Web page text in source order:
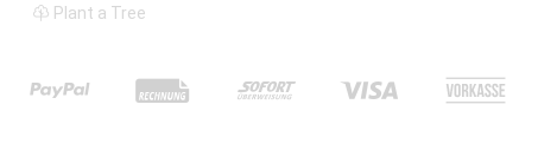
Plant a Tree